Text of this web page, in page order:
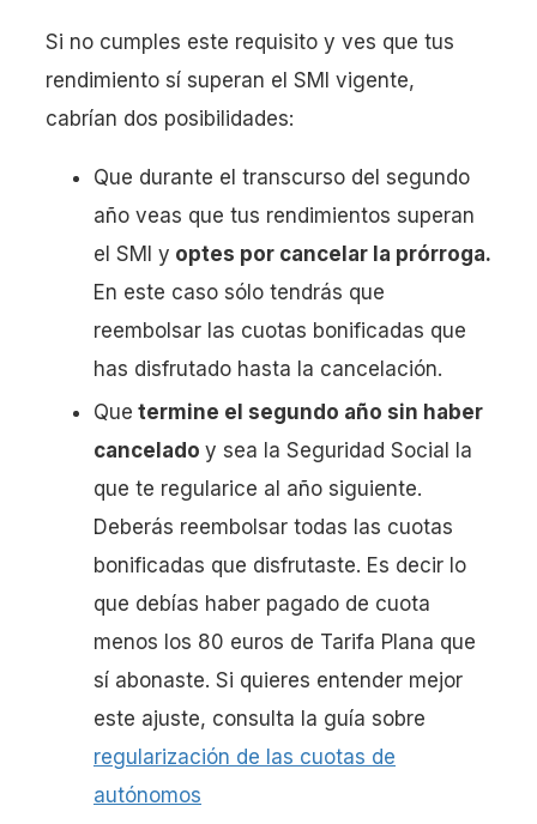
Si no cumples este requisito y ves que tus
rendimiento sí superan el SMI vigente,
cabrían dos posibilidades:
Que durante el transcurso del segundo
año veas que tus rendimientos superan
el SMI y optes por cancelar la prórroga.
En este caso sólo tendrás que
reembolsar las cuotas bonificadas que
has disfrutado hasta la cancelación.
Que termine el segundo año sin haber
cancelado y sea la Seguridad Social la
que te regularice al año siguiente.
Deberás reembolsar todas las cuotas
bonificadas que disfrutaste. Es decir lo
que debías haber pagado de cuota
menos los 80 euros de Tarifa Plana que
sí abonaste. Si quieres entender mejor
este ajuste, consulta la guía sobre
regularización de las cuotas de
autónomos